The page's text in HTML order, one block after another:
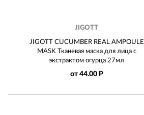
JIGOTT
JIGOTT CUCUMBER REAL AMPOULE
MASK Тканевая маска для лица с
экстрактом огурца 27мл
от 44.00 Р